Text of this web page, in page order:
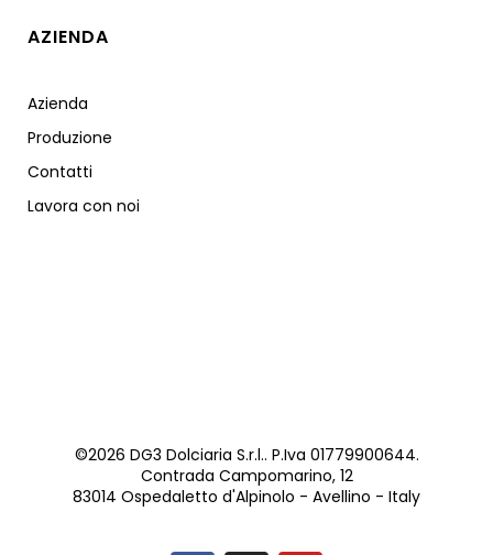
©2026 DG3 Dolciaria S.r.l.. P.Iva 01779900644.
Contrada Campomarino, 12
83014 Ospedaletto d'Alpinolo - Avellino - Italy
AZIENDA
Azienda
Produzione
Contatti
Lavora con noi